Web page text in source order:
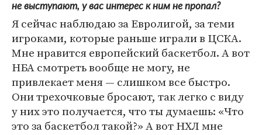
не выступают, у вас интерес к ним не пропал?
Я сейчас наблюдаю за Евролигой, за теми
игроками, которые раньше играли в ЦСКА.
Мне нравится европейский баскетбол. А вот
НБА смотреть вообще не могу, не
привлекает меня — слишком все быстро.
Они трехочковые бросают, так легко с виду
у них это получается, что ты думаешь: «Что
это за баскетбол такой?» А вот НХЛ мне